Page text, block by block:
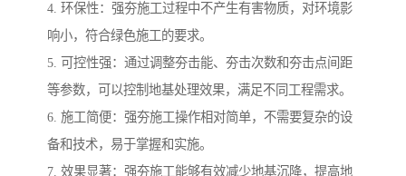
4. 环保性：强夯施工过程中不产生有害物质，对环境影
响小，符合绿色施工的要求。
5. 可控性强：通过调整夯击能、夯击次数和夯击点间距
等参数，可以控制地基处理效果，满足不同工程需求。
6. 施工简便：强夯施工操作相对简单，不需要复杂的设
备和技术，易于掌握和实施。
7. 效果显著：强夯施工能够有效减少地基沉降，提高地